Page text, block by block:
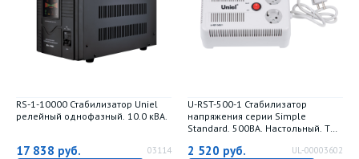
RS-1-10000 Стабилизатор Uniel
релейный однофазный. 10.0 кВА.
17 838 руб. 03114
U-RST-500-1 Стабилизатор
напряжения серии Simple
Standard. 500ВА. Настольный. TM
2 520 руб. UL-00003602